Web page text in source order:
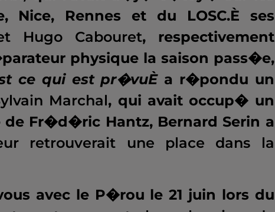
Nice, Rennes et du LOSC.È ses
Hugo Cabouret, respectivement
physique la saison pass�e,
ce qui est pr�vuÈa r�pondu un
Marchal, qui avait occup� un
Fr�d�ric Hantz, Bernard Serin a
retrouverait une place dans la
avec le P�rou le 21 juin lors du